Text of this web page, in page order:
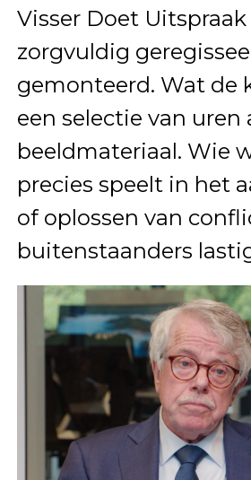
Visser Doet
zorgvuldig
gemonteerd. Wat de
een selectie van uren
beeldmateriaal. Wie
precies speelt in het
of oplossen van
buitenstaanders